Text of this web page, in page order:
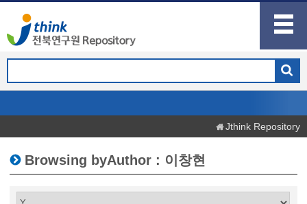
Jthink Repository
Browsing byAuthor : 이창현